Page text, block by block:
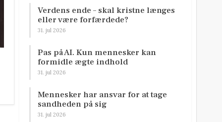
Verdens ende – skal kristne længes
eller være forfærdede?
31. jul 2026
Pas på AI. Kun mennesker kan
formidle ægte indhold
31. jul 2026
Mennesker har ansvar for at tage
sandheden på sig
31. jul 2026